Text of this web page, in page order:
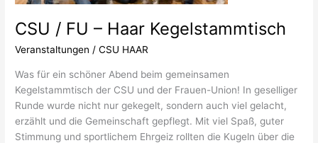
CSU / FU – Haar Kegelstammtisch
Veranstaltungen /CSU HAAR
Was für ein schöner Abend beim gemeinsamen
Kegelstammtisch der CSU und der Frauen-Union! In geselliger
Runde wurde nicht nur gekegelt, sondern auch viel gelacht,
erzählt und die Gemeinschaft gepflegt. Mit viel Spaß, guter
Stimmung und sportlichem Ehrgeiz rollten die Kugeln über die